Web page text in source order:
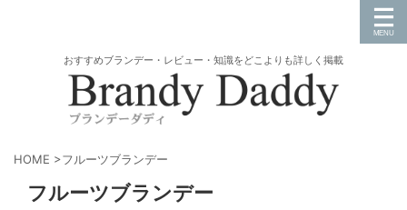
おすすめブランデー・レビュー・知識をどこよりも詳しく掲載
HOME >フルーツブランデー
フルーツブランデー